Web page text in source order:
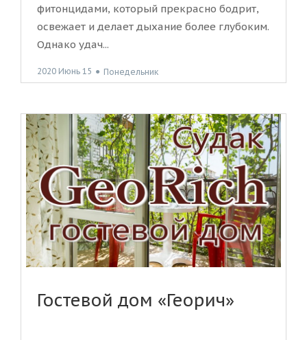
фитонцидами, который прекрасно бодрит,
освежает и делает дыхание более глубоким.
Однако удач...
2020 Июнь 15 ● Понедельник
Гостевой дом «Георич»